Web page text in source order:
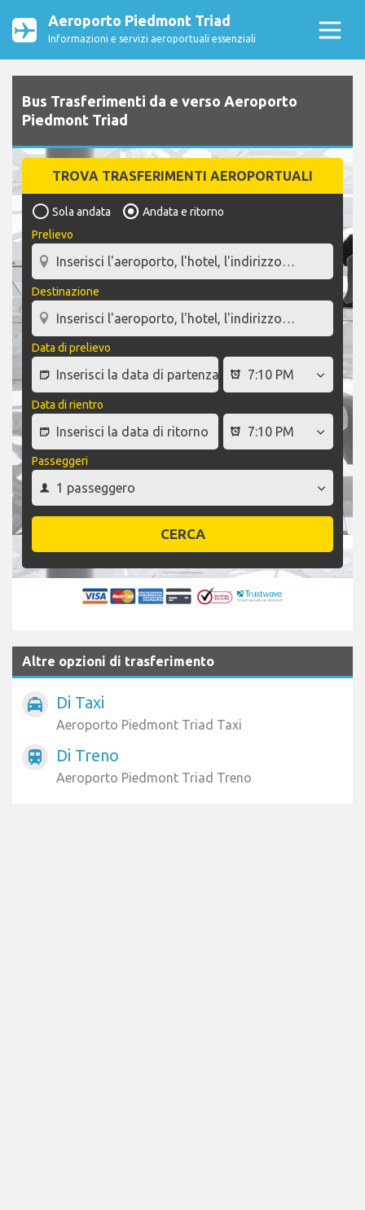
Aeroporto Piedmont Triad
Informazioni e servizi aeroportuali essenziali
Bus Trasferimenti da e verso Aeroporto
Piedmont Triad
TROVA TRASFERIMENTI AEROPORTUALI
Sola andata
Andata e ritorno
Prelievo
Destinazione
Data di prelievo
Data di rientro
Passeggeri
CERCA
Altre opzioni di trasferimento
local_taxi Di Taxi
Aeroporto Piedmont Triad Taxi
train Di Treno
Aeroporto Piedmont Triad Treno